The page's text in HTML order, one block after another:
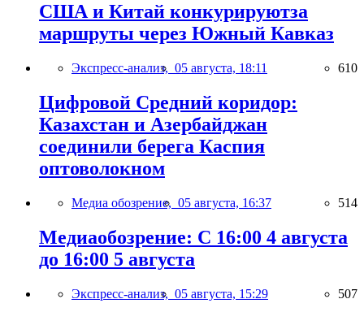
США и Китай конкурируютза
маршруты через Южный Кавказ
Экспресс-анализ, 05 августа, 18:11 610
Цифровой Средний коридор:
Казахстан и Азербайджан
соединили берега Каспия
оптоволокном
Медиа обозрение, 05 августа, 16:37 514
Медиаобозрение: С 16:00 4 августа
до 16:00 5 августа
Экспресс-анализ, 05 августа, 15:29 507